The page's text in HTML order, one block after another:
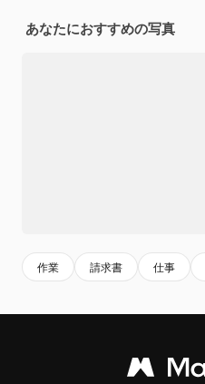
あなたにおすすめの写真
作業 請求書 仕事